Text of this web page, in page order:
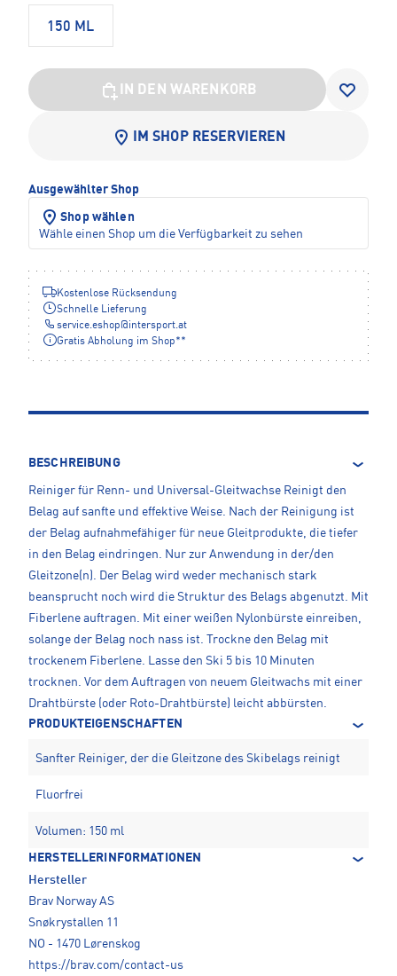
150 ML
IN DEN WARENKORB
IM SHOP RESERVIEREN
Ausgewählter Shop
Shop wählen
Wähle einen Shop um die Verfügbarkeit zu sehen
Kostenlose Rücksendung
Schnelle Lieferung
service.eshop@intersport.at
Gratis Abholung im Shop**
BESCHREIBUNG
Reiniger für Renn- und Universal-Gleitwachse Reinigt den
Belag auf sanfte und effektive Weise. Nach der Reinigung ist
der Belag aufnahmefähiger für neue Gleitprodukte, die tiefer
in den Belag eindringen. Nur zur Anwendung in der/den
Gleitzone(n). Der Belag wird weder mechanisch stark
beansprucht noch wird die Struktur des Belags abgenutzt. Mit
Fiberlene auftragen. Mit einer weißen Nylonbürste einreiben,
solange der Belag noch nass ist. Trockne den Belag mit
trockenem Fiberlene. Lasse den Ski 5 bis 10 Minuten
trocknen. Vor dem Auftragen von neuem Gleitwachs mit einer
Drahtbürste (oder Roto-Drahtbürste) leicht abbürsten.
PRODUKTEIGENSCHAFTEN
Sanfter Reiniger, der die Gleitzone des Skibelags reinigt
Fluorfrei
Volumen: 150 ml
HERSTELLERINFORMATIONEN
Hersteller
Brav Norway AS
Snøkrystallen 11
NO - 1470 Lørenskog
https://brav.com/contact-us